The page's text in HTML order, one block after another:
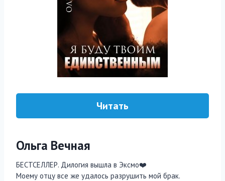
Читать
Ольга Вечная
БЕСТСЕЛЛЕР. Дилогия вышла в Эксмо‍❤️‍
Моему отцу все же удалось разрушить мой брак.